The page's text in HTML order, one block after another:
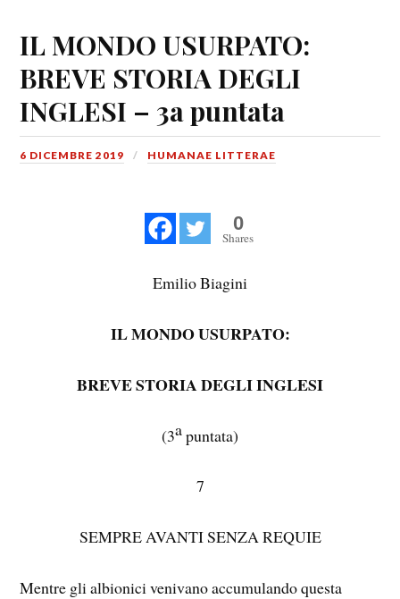
IL MONDO USURPATO:
BREVE STORIA DEGLI
INGLESI – 3a puntata
6 DICEMBRE 2019 HUMANAE LITTERAE
0
Shares
Emilio Biagini
IL MONDO USURPATO:
BREVE STORIA DEGLI INGLESI
(3apuntata)
7
SEMPRE AVANTI SENZA REQUIE
Mentre gli albionici venivano accumulando questa